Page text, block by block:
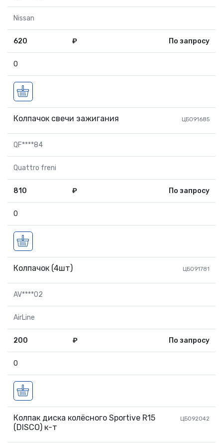
Nissan
620 ₽ По запросу
0
Колпачок свечи зажигания ЦБ091685
QF****84
Quattro freni
810 ₽ По запросу
0
Колпачок (4шт) ЦБ091781
AV****02
AirLine
200 ₽ По запросу
0
Колпак диска колёсного Sportive R15
(DISCO) к-т
ЦБ092042